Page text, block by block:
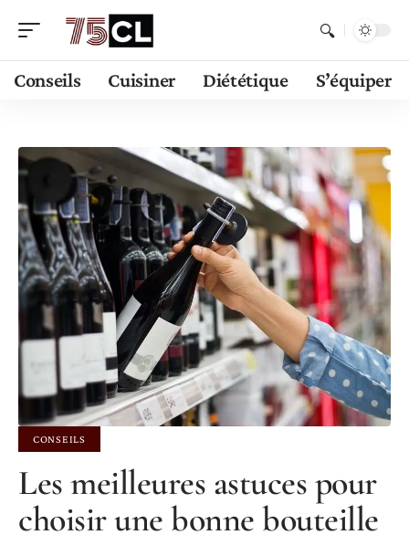
Conseils Cuisiner Diététique S’équiper
CONSEILS
Les meilleures astuces pour
choisir une bonne bouteille